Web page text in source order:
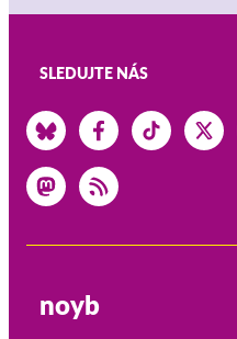
SLEDUJTE NÁS
noyb